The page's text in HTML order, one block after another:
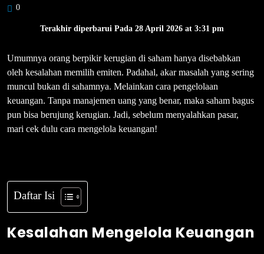
0
Terakhir diperbarui Pada 28 April 2026 at 3:31 pm
Umumnya orang berpikir kerugian di saham hanya disebabkan
oleh kesalahan memilih emiten. Padahal, akar masalah yang sering
muncul bukan di sahamnya. Melainkan cara pengelolaan
keuangan. Tanpa manajemen uang yang benar, maka saham bagus
pun bisa berujung kerugian. Jadi, sebelum menyalahkan pasar,
mari cek dulu cara mengelola keuangan!
Daftar Isi
Kesalahan Mengelola Keuangan